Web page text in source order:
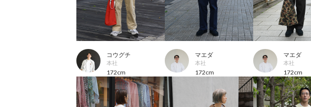
コウグチ
本社
172cm
マエダ
本社
172cm
マエダ
本社
172cm